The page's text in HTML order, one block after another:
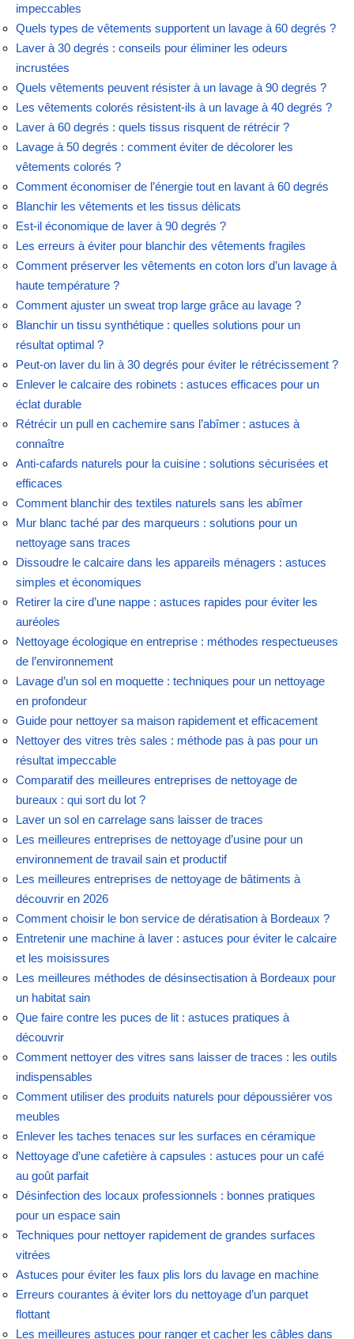
impeccables
Quels types de vêtements supportent un lavage à 60 degrés ?
Laver à 30 degrés : conseils pour éliminer les odeurs
incrustées
Quels vêtements peuvent résister à un lavage à 90 degrés ?
Les vêtements colorés résistent-ils à un lavage à 40 degrés ?
Laver à 60 degrés : quels tissus risquent de rétrécir ?
Lavage à 50 degrés : comment éviter de décolorer les
vêtements colorés ?
Comment économiser de l’énergie tout en lavant à 60 degrés
Blanchir les vêtements et les tissus délicats
Est-il économique de laver à 90 degrés ?
Les erreurs à éviter pour blanchir des vêtements fragiles
Comment préserver les vêtements en coton lors d’un lavage à
haute température ?
Comment ajuster un sweat trop large grâce au lavage ?
Blanchir un tissu synthétique : quelles solutions pour un
résultat optimal ?
Peut-on laver du lin à 30 degrés pour éviter le rétrécissement ?
Enlever le calcaire des robinets : astuces efficaces pour un
éclat durable
Rétrécir un pull en cachemire sans l’abîmer : astuces à
connaître
Anti-cafards naturels pour la cuisine : solutions sécurisées et
efficaces
Comment blanchir des textiles naturels sans les abîmer
Mur blanc taché par des marqueurs : solutions pour un
nettoyage sans traces
Dissoudre le calcaire dans les appareils ménagers : astuces
simples et économiques
Retirer la cire d’une nappe : astuces rapides pour éviter les
auréoles
Nettoyage écologique en entreprise : méthodes respectueuses
de l’environnement
Lavage d’un sol en moquette : techniques pour un nettoyage
en profondeur
Guide pour nettoyer sa maison rapidement et efficacement
Nettoyer des vitres très sales : méthode pas à pas pour un
résultat impeccable
Comparatif des meilleures entreprises de nettoyage de
bureaux : qui sort du lot ?
Laver un sol en carrelage sans laisser de traces
Les meilleures entreprises de nettoyage d’usine pour un
environnement de travail sain et productif
Les meilleures entreprises de nettoyage de bâtiments à
découvrir en 2026
Comment choisir le bon service de dératisation à Bordeaux ?
Entretenir une machine à laver : astuces pour éviter le calcaire
et les moisissures
Les meilleures méthodes de désinsectisation à Bordeaux pour
un habitat sain
Que faire contre les puces de lit : astuces pratiques à
découvrir
Comment nettoyer des vitres sans laisser de traces : les outils
indispensables
Comment utiliser des produits naturels pour dépoussiérer vos
meubles
Enlever les taches tenaces sur les surfaces en céramique
Nettoyage d’une cafetière à capsules : astuces pour un café
au goût parfait
Désinfection des locaux professionnels : bonnes pratiques
pour un espace sain
Techniques pour nettoyer rapidement de grandes surfaces
vitrées
Astuces pour éviter les faux plis lors du lavage en machine
Erreurs courantes à éviter lors du nettoyage d’un parquet
flottant
Les meilleures astuces pour ranger et cacher les câbles dans